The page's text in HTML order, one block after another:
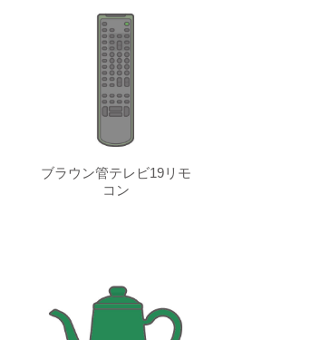
ブラウン管テレビ19リモ
コン